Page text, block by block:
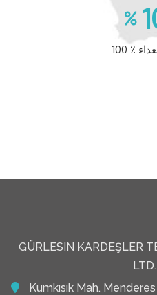
GÜRLESIN KARDEŞLER
Kumkısık Mah.